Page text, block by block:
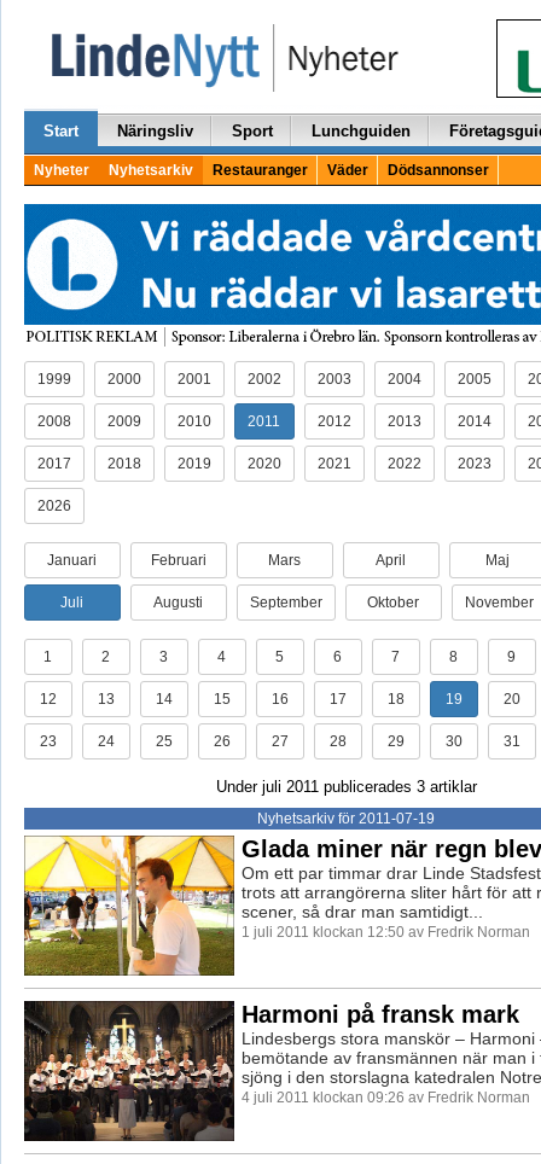
Start Näringsliv Sport Lunchguiden
Nyheter Nyhetsarkiv Restauranger Väder Dödsannonser
1999 2000 2001 2002 2003 2004 2005
2008 2009 2010 2011 2012 2013 2014
2017 2018 2019 2020 2021 2022 2023
2026
Januari Februari Mars April Maj
Juli Augusti September Oktober November
1 2 3 4 5 6 7 8 9
12 13 14 15 16 17 18 19 20
23 24 25 26 27 28 29 30 31
Under juli 2011 publicerades 3 artiklar
Nyhetsarkiv för 2011-07-19
Glada miner när regn
Om ett par timmar drar Linde
trots att arrangörerna sliter hårt för att
scener, så drar man samtidigt...
1 juli 2011 klockan 12:50 av Fredrik Norman
Harmoni på fransk mark
Lindesbergs stora manskör – Harmoni
bemötande av fransmännen när man i
sjöng i den storslagna katedralen
4 juli 2011 klockan 09:26 av Fredrik Norman